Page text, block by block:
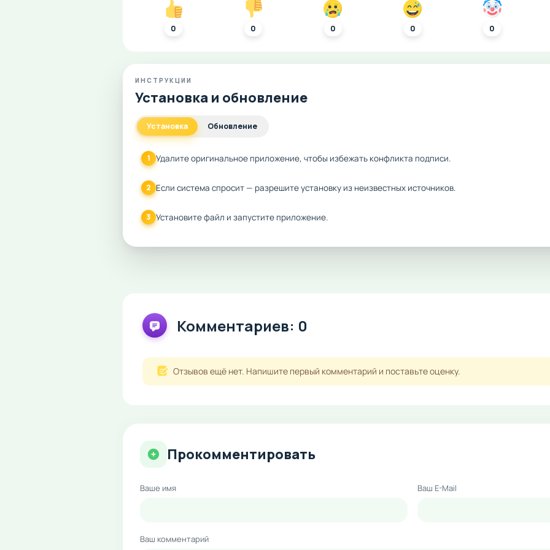
0 0 0 0 0
ИНСТРУКЦИИ
Установка и обновление
Установка Обновление
1 Удалите оригинальное приложение, чтобы избежать конфликта подписи.
2 Если система спросит — разрешите установку из неизвестных источников.
3 Установите файл и запустите приложение.
Комментариев: 0
Отзывов ещё нет. Напишите первый комментарий и поставьте оценку.
Прокомментировать
Ваше имя Ваш E-Mail
Ваш комментарий